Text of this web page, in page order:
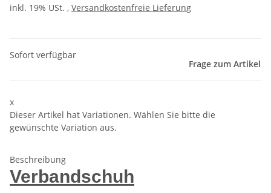
inkl. 19% USt. , Versandkostenfreie Lieferung
Sofort verfügbar
Frage zum Artikel
x
Dieser Artikel hat Variationen. Wählen Sie bitte die
gewünschte Variation aus.
Beschreibung
Verbandschuh